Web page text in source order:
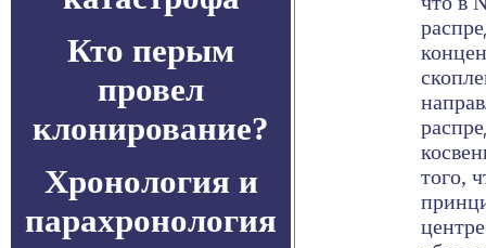
Кто перым
провел
клонирование?
Хронология и
парахронология
того,